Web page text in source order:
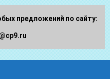
предложений по сайту: